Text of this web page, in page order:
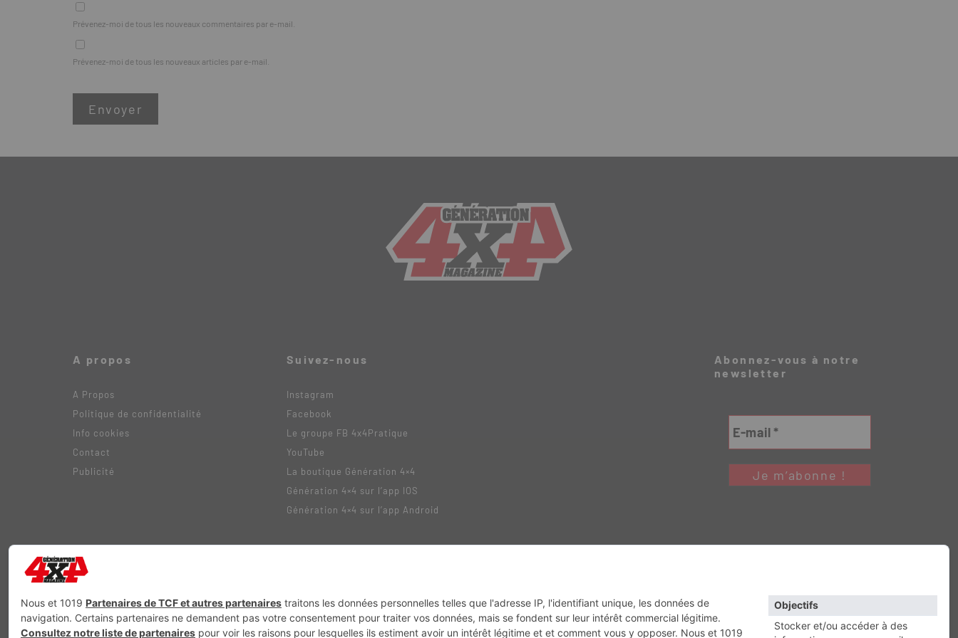
Prévenez-moi de tous les nouveaux commentaires par e-mail.
Prévenez-moi de tous les nouveaux articles par e-mail.
A propos
A Propos
Politique de confidentialité
Info cookies
Contact
Publicité
Suivez-nous
Instagram
Facebook
Le groupe FB 4x4Pratique
YouTube
La boutique Génération 4×4
Génération 4×4 sur l’app IOS
Génération 4×4 sur l’app Android
Abonnez-vous à notre
newsletter
Génération Electrique Génération Sans Permis VTTAE.fr FullAttack MX2K Enduro Mag Trail Adventure Trial Mag Sport-Bikes Boutique CPPRESSE Escapade Maisons A Vivre Retour en haut